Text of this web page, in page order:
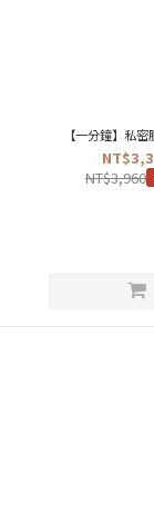
【一分鐘】私
NT$3,960